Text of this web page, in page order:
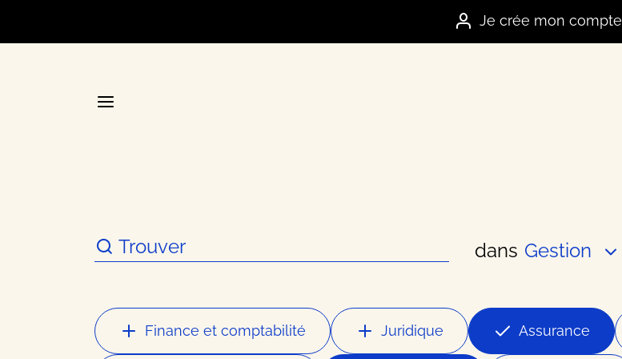
Je crée mon compte
La plateforme stratégique des marques
Annuaire
dans Gestion
Finance et comptabilité Juridique Assurance